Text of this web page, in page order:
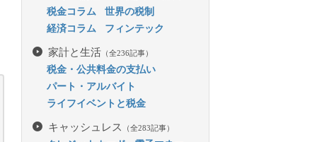
税金コラム
世界の税制
経済コラム
フィンテック
家計と生活 （全236記事）
税金・公共料金の支払い
パート・アルバイト
ライフイベントと税金
キャッシュレス （全283記事）